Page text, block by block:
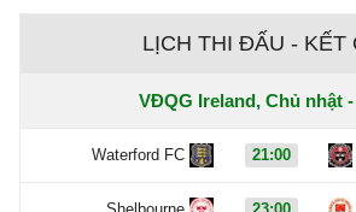
LỊCH THI ĐẤU - KẾT
VĐQG Ireland, Chủ nhật -
Waterford FC 21:00